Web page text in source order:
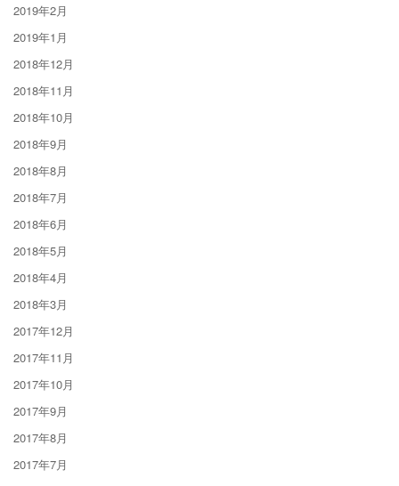
2019年2月
2019年1月
2018年12月
2018年11月
2018年10月
2018年9月
2018年8月
2018年7月
2018年6月
2018年5月
2018年4月
2018年3月
2017年12月
2017年11月
2017年10月
2017年9月
2017年8月
2017年7月